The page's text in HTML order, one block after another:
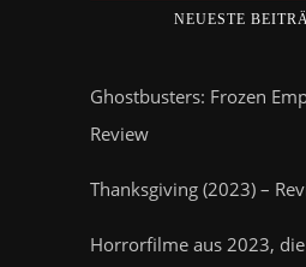
NEUESTE
Ghostbusters: Frozen
Review
Thanksgiving (2023) –
Horrorfilme aus 2023,